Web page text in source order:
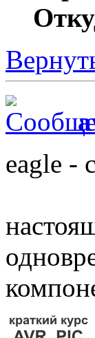
eagle -